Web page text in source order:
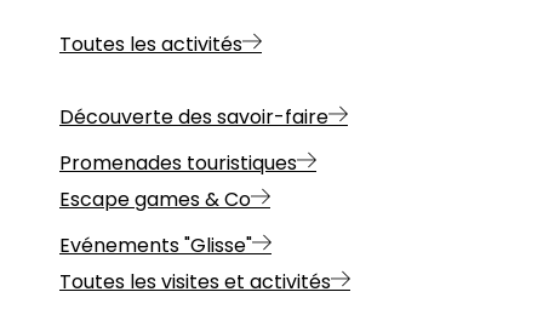
Toutes les activités
Découverte des savoir-faire
Promenades touristiques
Escape games & Co
Evénements "Glisse"
Toutes les visites et activités